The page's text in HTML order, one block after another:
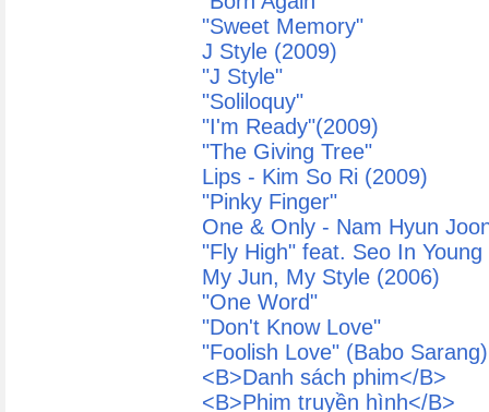
"Sweet Memory"
J Style (2009)
"J Style"
"Soliloquy"
"I'm Ready"(2009)
"The Giving Tree"
Lips - Kim So Ri (2009)
"Pinky Finger"
One & Only - Nam Hyun
"Fly High" feat. Seo In Young
My Jun, My Style (2006)
"One Word"
"Don't Know Love"
"Foolish Love" (Babo Sarang)
<B>Danh sách phim</B>
<B>Phim truyền hình</B>